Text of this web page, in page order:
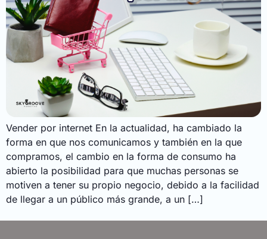
Vender por internet En la actualidad, ha cambiado la
forma en que nos comunicamos y también en la que
compramos, el cambio en la forma de consumo ha
abierto la posibilidad para que muchas personas se
motiven a tener su propio negocio, debido a la facilidad
de llegar a un público más grande, a un […]